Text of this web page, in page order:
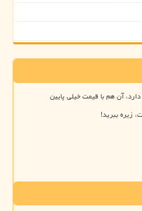
زیره ببرید!